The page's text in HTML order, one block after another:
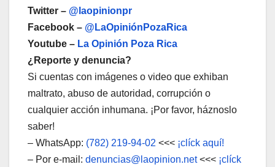
Twitter – @laopinionpr
Facebook – @LaOpiniónPozaRica
Youtube – La Opinión Poza Rica
¿Reporte y denuncia?
Si cuentas con imágenes o video que exhiban
maltrato, abuso de autoridad, corrupción o
cualquier acción inhumana. ¡Por favor, háznoslo
saber!
– WhatsApp: (782) 219-94-02 <<< ¡clíck aquí!
– Por e-mail: denuncias@laopinion.net<<< ¡clíck